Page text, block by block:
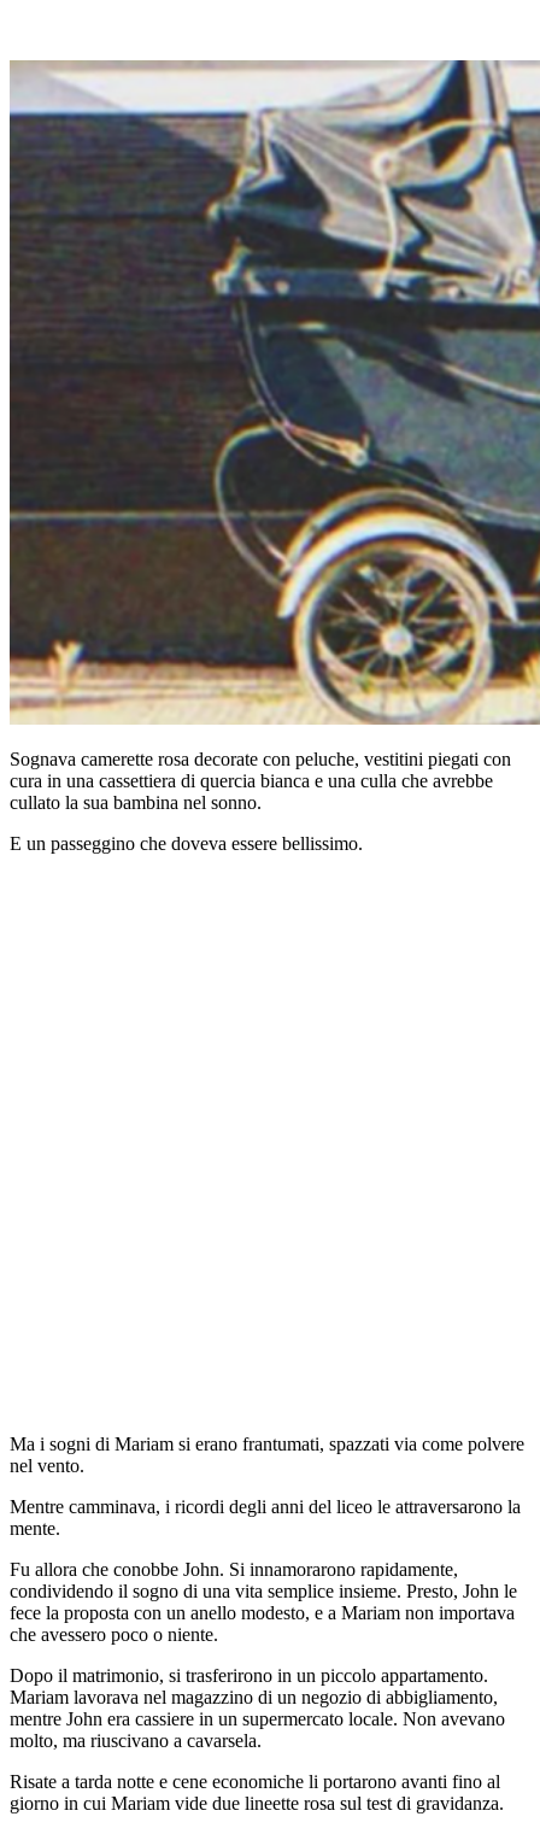
Sognava camerette rosa decorate con peluche, vestitini piegati con
cura in una cassettiera di quercia bianca e una culla che avrebbe
cullato la sua bambina nel sonno.
E un passeggino che doveva essere bellissimo.
Ma i sogni di Mariam si erano frantumati, spazzati via come polvere
nel vento.
Mentre camminava, i ricordi degli anni del liceo le attraversarono la
mente.
Fu allora che conobbe John. Si innamorarono rapidamente,
condividendo il sogno di una vita semplice insieme. Presto, John le
fece la proposta con un anello modesto, e a Mariam non importava
che avessero poco o niente.
Dopo il matrimonio, si trasferirono in un piccolo appartamento.
Mariam lavorava nel magazzino di un negozio di abbigliamento,
mentre John era cassiere in un supermercato locale. Non avevano
molto, ma riuscivano a cavarsela.
Risate a tarda notte e cene economiche li portarono avanti fino al
giorno in cui Mariam vide due lineette rosa sul test di gravidanza.